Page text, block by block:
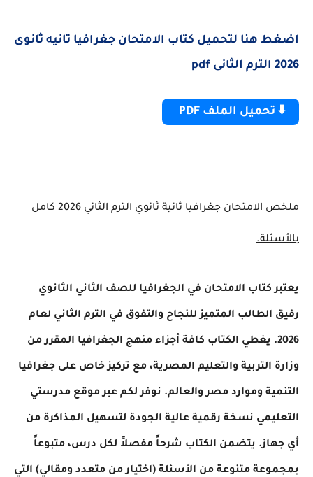
اضغط هنا لتحميل كتاب الامتحان جغرافيا تانيه ثانوى
2026 الترم الثانى pdf
⬇️ تحميل الملف PDF
ملخص الامتحان جغرافيا ثانية ثانوي الترم الثاني 2026 كامل
بالأسئلة.
يعتبر كتاب الامتحان في الجغرافيا للصف الثاني الثانوي
رفيق الطالب المتميز للنجاح والتفوق في الترم الثاني لعام
2026. يغطي الكتاب كافة أجزاء منهج الجغرافيا المقرر من
وزارة التربية والتعليم المصرية، مع تركيز خاص على جغرافيا
التنمية وموارد مصر والعالم. نوفر لكم عبر موقع مدرستي
التعليمي نسخة رقمية عالية الجودة لتسهيل المذاكرة من
أي جهاز. يتضمن الكتاب شرحاً مفصلاً لكل درس، متبوعاً
بمجموعة متنوعة من الأسئلة (اختيار من متعدد ومقالي) التي